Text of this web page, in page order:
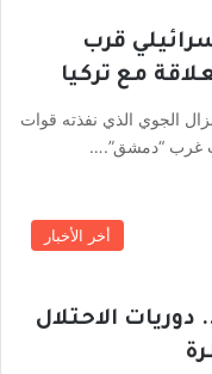
قرب
مع تركيا
الجوي الذي نفذته قوات
غرب “دمشق”.…
أخر الأخبار
الاحتلال